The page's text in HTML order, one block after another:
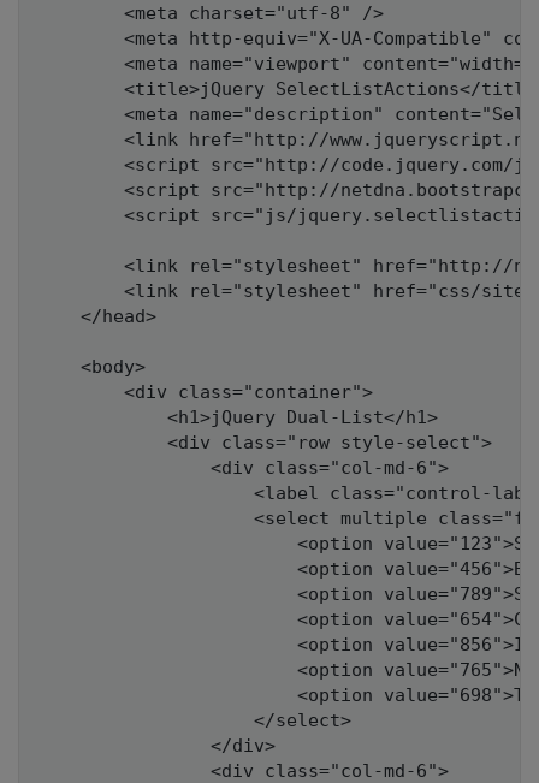
        <meta charset="utf-8" />
<meta http-equiv="X-UA-Compatible"
<meta name="viewport"
<title>jQuery SelectListActions</
<meta name="description"
<link href="http://
<script src="http://code.jquery.com/
<script src="http://
<script src="js/
<link rel="stylesheet" href="http://
<link rel="stylesheet" href="css/
    </head>
    <body>
        <div class="container">
            <h1>jQuery Dual-List</h1>
            <div class="row style-select">
                <div class="col-md-6">
<label class="control-
<select multiple
<option
<option
<option
<option
<option
<option
<option
                    </select>
                </div>
                <div class="col-md-6">